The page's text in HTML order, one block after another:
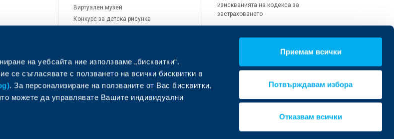
на уебсайта ние използваме „бисквитки“.
се съгласявате с ползването на всички бисквитки в
. За персонализиране на ползваните от Вас бисквитки,
можете да управлявате Вашите индивидуални
Приемам всички
Потвърждавам избора
Отказвам всички
Виртуален музей
Конкурс за детска рисунка
изискванията на кодекса за
застраховането
Обслужване на щети и
претенции
Помощ при откуп, злополука или